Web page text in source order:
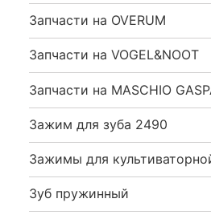
Запчасти на OVERUM
Запчасти на VOGEL&NOOT
Запчасти на MASCHIO
Зажим для зуба 2490
Зажимы для
Зуб пружинный